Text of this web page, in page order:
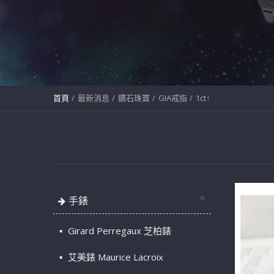
首頁 最新消息 鑽石珠寶 GIA戒指 1ct↑
手錶
Girard Perregaux 芝柏錶
艾美錶 Maurice Lacroix